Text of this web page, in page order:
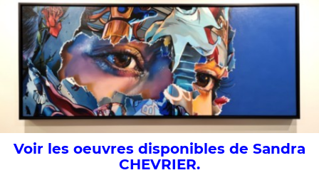
Voir les oeuvres disponibles de Sandra
CHEVRIER.